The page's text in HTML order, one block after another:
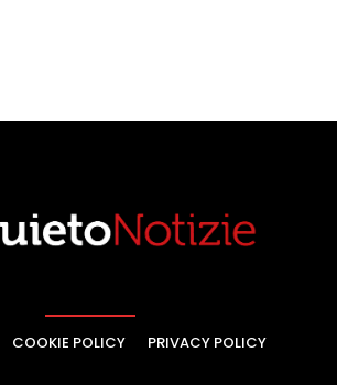
COOKIE POLICY PRIVACY POLICY